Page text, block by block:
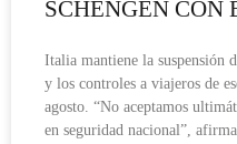
SCHENGEN CON
Italia mantiene la suspensión
y los controles a viajeros de
agosto. “No aceptamos
en seguridad nacional”,